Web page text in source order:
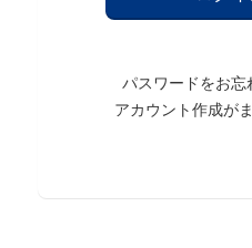
パスワードをお忘
アカウント作成が